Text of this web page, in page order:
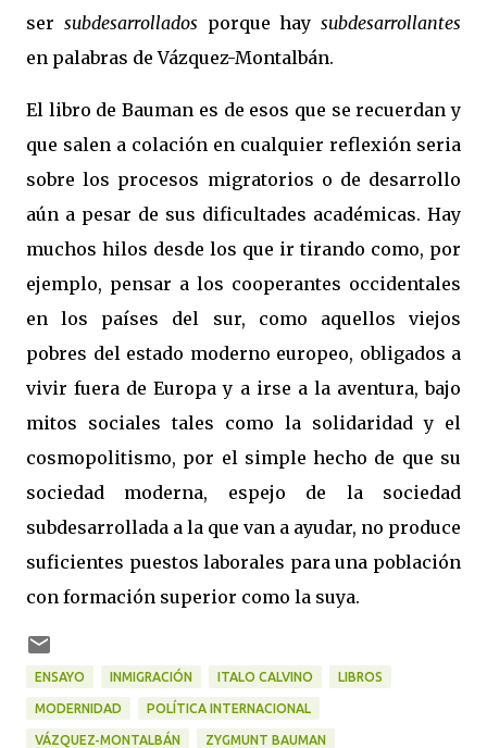
ser subdesarrollados porque hay subdesarrollantes
en palabras de Vázquez-Montalbán.
El libro de Bauman es de esos que se recuerdan y
que salen a colación en cualquier reflexión seria
sobre los procesos migratorios o de desarrollo
aún a pesar de sus dificultades académicas. Hay
muchos hilos desde los que ir tirando como, por
ejemplo, pensar a los cooperantes occidentales
en los países del sur, como aquellos viejos
pobres del estado moderno europeo, obligados a
vivir fuera de Europa y a irse a la aventura, bajo
mitos sociales tales como la solidaridad y el
cosmopolitismo, por el simple hecho de que su
sociedad moderna, espejo de la sociedad
subdesarrollada a la que van a ayudar, no produce
suficientes puestos laborales para una población
con formación superior como la suya.
ENSAYO INMIGRACIÓN ITALO CALVINO LIBROS
MODERNIDAD POLÍTICA INTERNACIONAL
VÁZQUEZ-MONTALBÁN ZYGMUNT BAUMAN